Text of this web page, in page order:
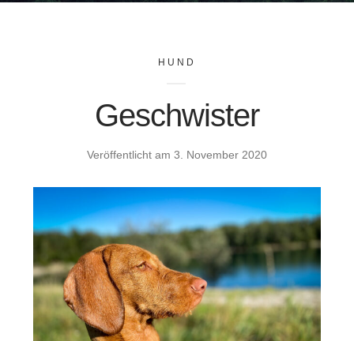
HUND
Geschwister
Veröffentlicht am 3. November 2020